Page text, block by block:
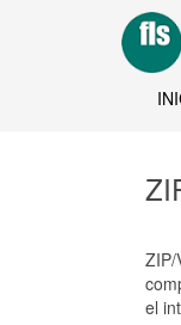
el